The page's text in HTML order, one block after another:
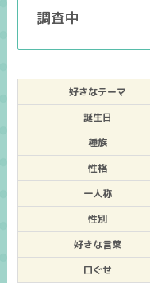
調査中
好きなテーマ
誕生日
種族
性格
一人称
性別
好きな言葉
口ぐせ